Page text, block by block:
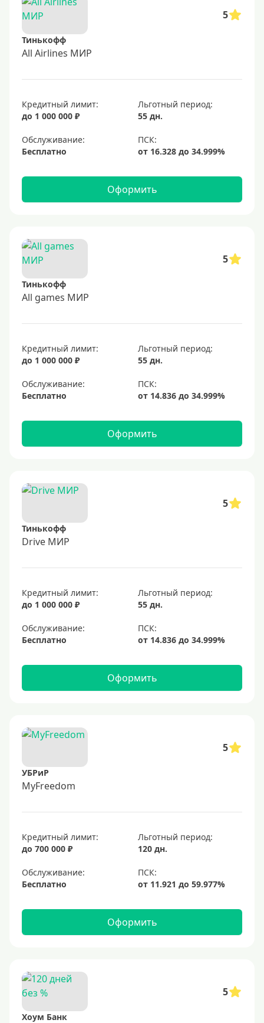
5
Тинькофф
All Airlines МИР
Кредитный лимит:
до 1 000 000 ₽
Льготный период:
55 дн.
Обслуживание:
Бесплатно
Оформить
5
Тинькофф
All games МИР
Кредитный лимит:
до 1 000 000 ₽
Льготный период:
55 дн.
Обслуживание:
Бесплатно
Оформить
5
Тинькофф
Drive МИР
Кредитный лимит:
до 1 000 000 ₽
Льготный период:
55 дн.
Обслуживание:
Бесплатно
Оформить
5
УБРиР
MyFreedom
Кредитный лимит:
до 700 000 ₽
Льготный период:
120 дн.
Обслуживание:
Бесплатно
Оформить
5
Хоум Банк